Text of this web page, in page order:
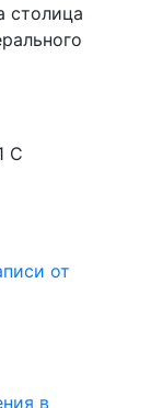
столица
C
от
в